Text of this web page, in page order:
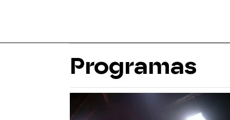
Programas